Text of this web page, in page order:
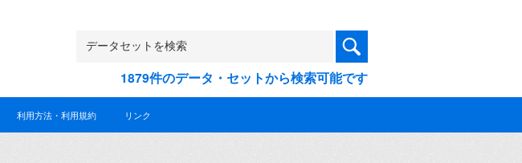
1879件のデータ・セットから検索可能です
利用方法・利用規約 リンク